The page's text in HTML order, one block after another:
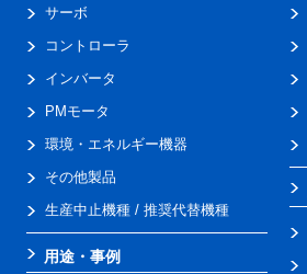
サーボ
コントローラ
インバータ
PMモータ
環境・エネルギー機器
その他製品
生産中止機種 / 推奨代替機種
用途・事例